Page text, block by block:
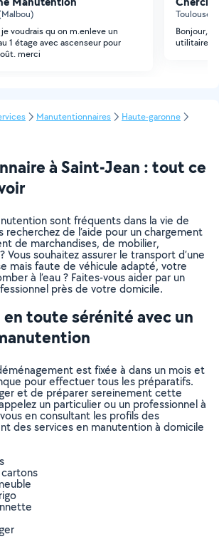
voudrais qu on m.enleve un
1 étage avec ascenseur pour
merci
Toulouse
Bonjour,
utilitaire
Manutentionnaires
Haute-garonne
à Saint-Jean : tout ce
sont fréquents dans la vie de
recherchez de l’aide pour un chargement
de marchandises, de mobilier,
Vous souhaitez assurer le transport d’une
mais faute de véhicule adapté, votre
à l’eau ? Faites-vous aider par un
près de votre domicile.
en toute sérénité avec un
est fixée à dans un mois et
pour effectuer tous les préparatifs.
et de préparer sereinement cette
un particulier ou un professionnel à
en consultant les profils des
des services en manutention à domicile